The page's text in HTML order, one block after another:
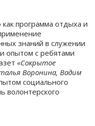
программа отдыха и
знаний в служении
опытом с ребятами
«Сокрытое
Воронина, Вадим
социального
волонтерского